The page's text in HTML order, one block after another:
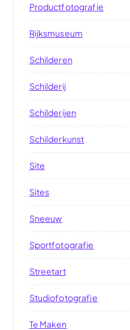
Productfotografie
Rijksmuseum
Schilderen
Schilderij
Schilderijen
Schilderkunst
Site
Sites
Sneeuw
Sportfotografie
Streetart
Studiofotografie
Te Maken